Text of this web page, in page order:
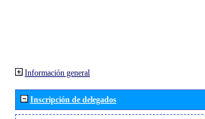
Información general
Inscripción de delegados